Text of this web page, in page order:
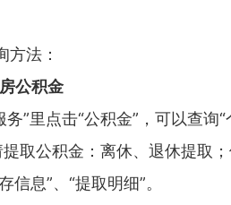
方法：
公积金
”里点击“公积金”，可以查询“
取公积金：离休、退休提取；
信息”、“提取明细”。